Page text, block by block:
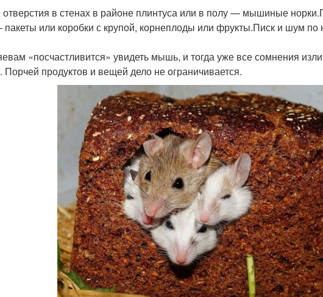
в стенах в районе плинтуса или в полу — мышиные
или коробки с крупой, корнеплоды или фрукты.Писк и шум
«посчастливится» увидеть мышь, и тогда уже все сомнения
Порчей продуктов и вещей дело не ограничивается.